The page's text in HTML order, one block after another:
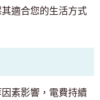
適合您的生活方式
素影響，電費持續